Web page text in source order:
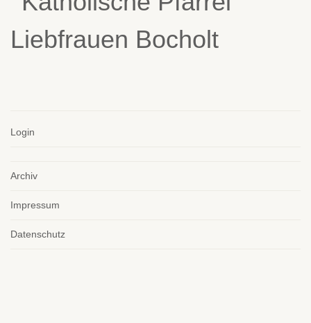
Login
Archiv
Impressum
Datenschutz